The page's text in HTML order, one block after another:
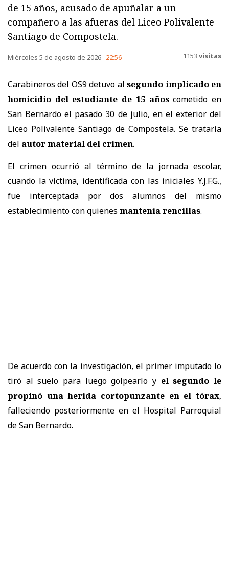
de 15 años, acusado de apuñalar a un
compañero a las afueras del Liceo Polivalente
Santiago de Compostela.
Miércoles 5 de agosto de 2026 22:56 1153 visitas
Carabineros del OS9 detuvo al segundo implicado en
homicidio del estudiante de 15 añoscometido en
San Bernardo el pasado 30 de julio, en el exterior del
Liceo Polivalente Santiago de Compostela. Se trataría
del autor material del crimen.
El crimen ocurrió al término de la jornada escolar,
cuando la víctima, identificada con las iniciales Y.J.F.G.,
fue interceptada por dos alumnos del mismo
establecimiento con quienes mantenía rencillas.
De acuerdo con la investigación, el primer imputado lo
tiró al suelo para luego golpearlo y el segundo le
propinó una herida cortopunzante en el tórax,
falleciendo posteriormente en el Hospital Parroquial
de San Bernardo.